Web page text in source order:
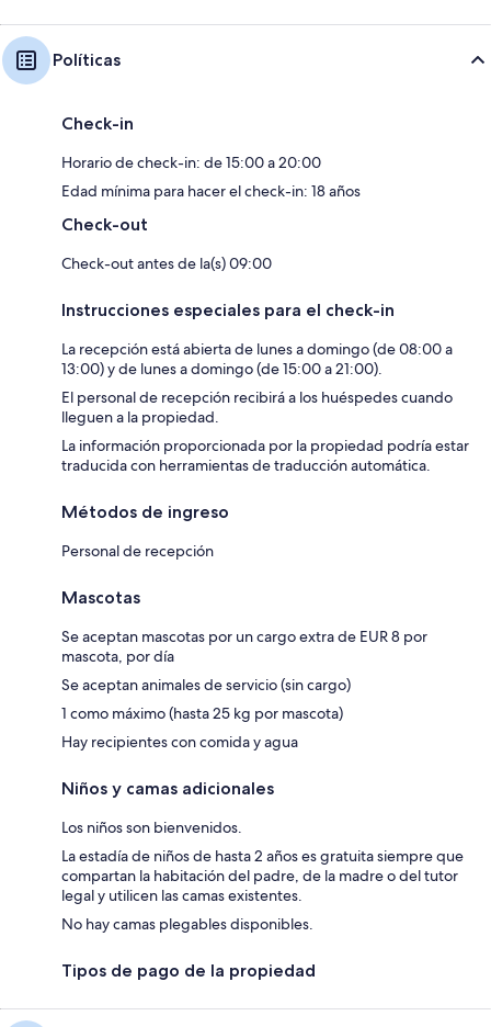
Políticas
Check-in
Horario de check-in: de 15:00 a 20:00
Edad mínima para hacer el check-in: 18 años
Check-out
Check-out antes de la(s) 09:00
Instrucciones especiales para el check-in
La recepción está abierta de lunes a domingo (de 08:00 a
13:00) y de lunes a domingo (de 15:00 a 21:00).
El personal de recepción recibirá a los huéspedes cuando
lleguen a la propiedad.
La información proporcionada por la propiedad podría estar
traducida con herramientas de traducción automática.
Métodos de ingreso
Personal de recepción
Mascotas
Se aceptan mascotas por un cargo extra de EUR 8 por
mascota, por día
Se aceptan animales de servicio (sin cargo)
1 como máximo (hasta 25 kg por mascota)
Hay recipientes con comida y agua
Niños y camas adicionales
Los niños son bienvenidos.
La estadía de niños de hasta 2 años es gratuita siempre que
compartan la habitación del padre, de la madre o del tutor
legal y utilicen las camas existentes.
No hay camas plegables disponibles.
Tipos de pago de la propiedad